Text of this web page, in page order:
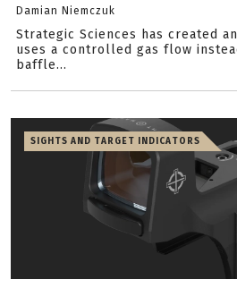
Damian Niemczuk
Strategic Sciences has created
uses a controlled gas flow
baffle...
SIGHTS AND TARGET INDICATORS